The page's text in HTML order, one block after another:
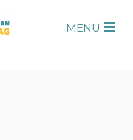
MENU H